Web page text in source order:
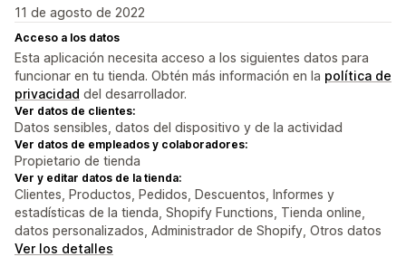
11 de agosto de 2022
Acceso a los datos
Esta aplicación necesita acceso a los siguientes datos para
funcionar en tu tienda. Obtén más información en la política de
privacidad del desarrollador.
Ver datos de clientes:
Datos sensibles, datos del dispositivo y de la actividad
Ver datos de empleados y colaboradores:
Propietario de tienda
Ver y editar datos de la tienda:
Clientes, Productos, Pedidos, Descuentos, Informes y
estadísticas de la tienda, Shopify Functions, Tienda online,
datos personalizados, Administrador de Shopify, Otros datos
Ver los detalles